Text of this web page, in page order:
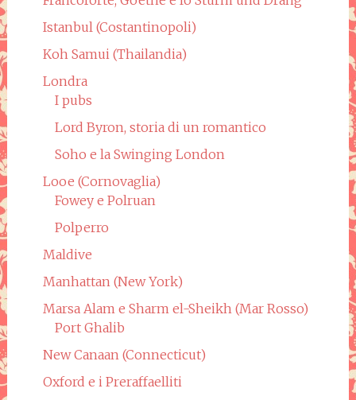
Istanbul (Costantinopoli)
Koh Samui (Thailandia)
Londra
I pubs
Lord Byron, storia di un romantico
Soho e la Swinging London
Looe (Cornovaglia)
Fowey e Polruan
Polperro
Maldive
Manhattan (New York)
Marsa Alam e Sharm el-Sheikh (Mar Rosso)
Port Ghalib
New Canaan (Connecticut)
Oxford e i Preraffaelliti